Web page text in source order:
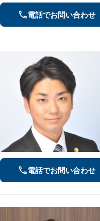
電話でお問い合わせ
電話でお問い合わせ